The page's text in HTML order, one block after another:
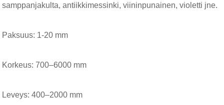
samppanjakulta, antiikkimessinki, viininpunainen, violetti jne.
Paksuus: 1-20 mm
Korkeus: 700–6000 mm
Leveys: 400–2000 mm